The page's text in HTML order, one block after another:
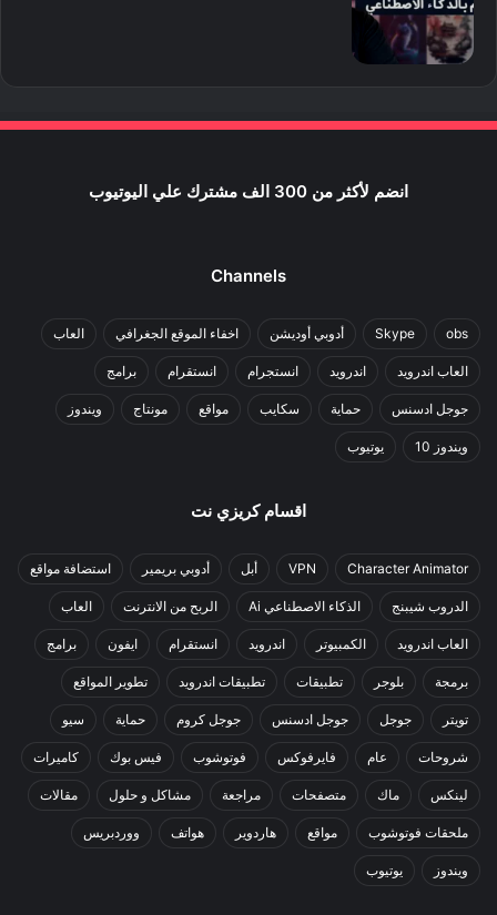
انضم لأكثر من 300 الف مشترك علي اليوتيوب
Channels
obs
Skype أدوبي أوديشن اخفاء الموقع الجغرافي العاب
العاب اندرويد اندرويد انستجرام انستقرام برامج
جوجل ادسنس حماية سكايب مواقع مونتاج ويندوز
ويندوز 10 يوتيوب
اقسام كريزي نت
Character Animator
VPN أبل أدوبي بريمير استضافة مواقع
الدروب شيبنج الذكاء الاصطناعي Ai الربح من الانترنت العاب
العاب اندرويد الكمبيوتر اندرويد انستقرام ايفون برامج
برمجة بلوجر تطبيقات تطبيقات اندرويد تطوير المواقع
تويتر جوجل جوجل ادسنس جوجل كروم حماية سيو
شروحات عام فايرفوكس فوتوشوب فيس بوك كاميرات
لينكس ماك متصفحات مراجعة مشاكل و حلول مقالات
ملحقات فوتوشوب مواقع هاردوير هواتف ووردبريس
ويندوز يوتيوب